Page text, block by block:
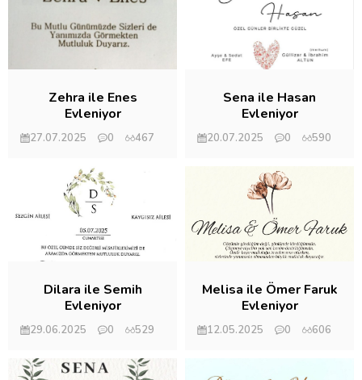
Zehra ile Enes
Evleniyor
27.07.2025 0
467
Sena ile Hasan
Evleniyor
20.07.2025 0
590
Dilara ile Semih
Evleniyor
29.06.2025 0
529
Melisa ile Ömer Faruk
Evleniyor
12.05.2025 0
606